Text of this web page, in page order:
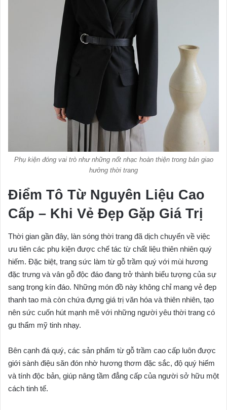
Phụ kiện đóng vai trò như những nốt nhạc hoàn thiện trong bản giao
hưởng thời trang
Điểm Tô Từ Nguyên Liệu Cao
Cấp – Khi Vẻ Đẹp Gặp Giá Trị
Thời gian gần đây, làn sóng thời trang đã dịch chuyển về việc
ưu tiên các phụ kiện được chế tác từ chất liệu thiên nhiên quý
hiếm. Đặc biệt, trang sức làm từ gỗ trầm quý với mùi hương
đặc trưng và vân gỗ độc đáo đang trở thành biểu tượng của sự
sang trọng kín đáo. Những món đồ này không chỉ mang vẻ đẹp
thanh tao mà còn chứa đựng giá trị văn hóa và thiên nhiên, tạo
nên sức cuốn hút mạnh mẽ với những người yêu thời trang có
gu thẩm mỹ tinh nhạy.
Bên cạnh đá quý, các sản phẩm từ gỗ trầm cao cấp luôn được
giới sành điệu săn đón nhờ hương thơm đặc sắc, độ quý hiếm
và tính độc bản, giúp nâng tầm đẳng cấp của người sở hữu một
cách tinh tế.